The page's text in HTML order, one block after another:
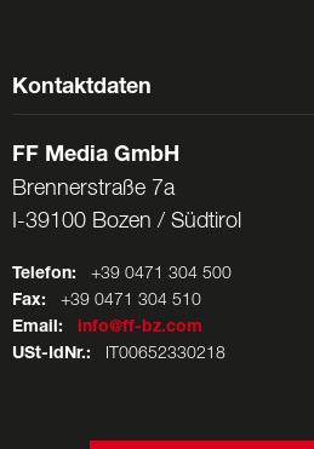
Kontaktdaten
FF Media GmbH
Brennerstraße 7a
I-39100 Bozen / Südtirol
Telefon: +39 0471 304 500
Fax: +39 0471 304 510
Email:
info@ff-bz.com
USt-IdNr.: IT00652330218